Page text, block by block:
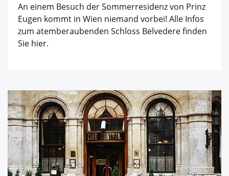
An einem Besuch der Sommerresidenz von Prinz
Eugen kommt in Wien niemand vorbei! Alle Infos
zum atemberaubenden Schloss Belvedere finden
Sie hier.